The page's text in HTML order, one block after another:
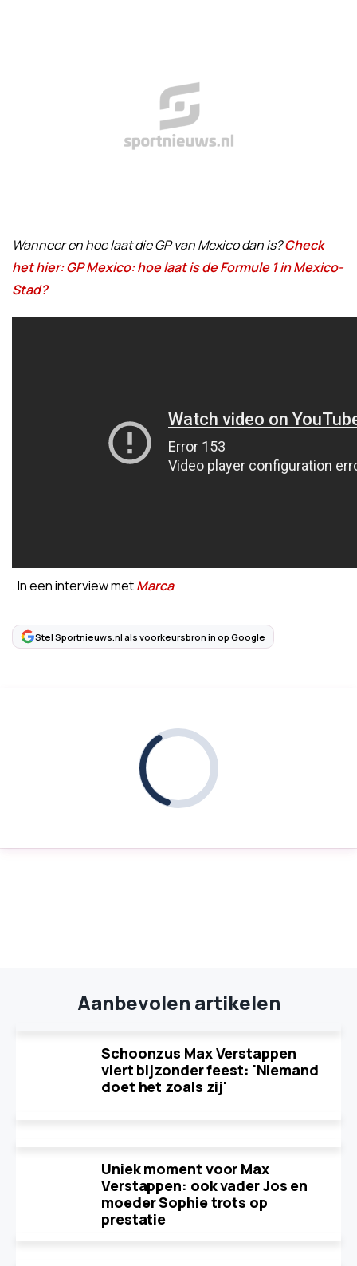
Wanneer en hoe laat die GP van Mexico dan is?Check
het hier: GP Mexico: hoe laat is de Formule 1 in Mexico-
Stad?
. In een interview metMarca
Stel Sportnieuws.nl als voorkeursbron in op Google
Aanbevolen artikelen
Schoonzus Max Verstappen
viert bijzonder feest: 'Niemand
doet het zoals zij'
Uniek moment voor Max
Verstappen: ook vader Jos en
moeder Sophie trots op
prestatie